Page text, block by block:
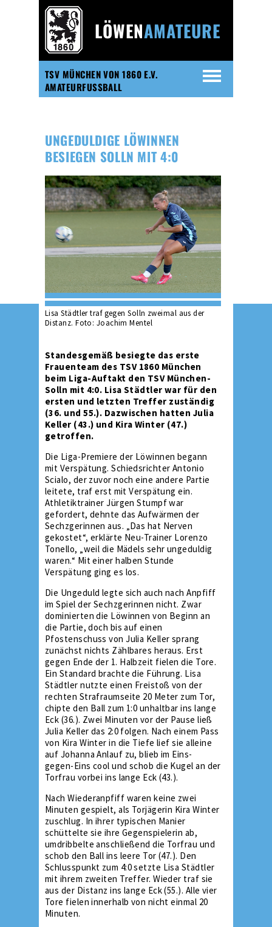
TSV MÜNCHEN VON 1860 E.V.
AMATEURFUSSBALL
LÖWENAMATEURE
UNGEDULDIGE LÖWINNEN
BESIEGEN SOLLN MIT 4:0
Lisa Städtler traf gegen Solln zweimal aus der
Distanz. Foto: Joachim Mentel
Standesgemäß besiegte das erste
Frauenteam des TSV 1860 München
beim Liga-Auftakt den TSV München-
Solln mit 4:0. Lisa Städtler war für den
ersten und letzten Treffer zuständig
(36. und 55.). Dazwischen hatten Julia
Keller (43.) und Kira Winter (47.)
getroffen.
Die Liga-Premiere der Löwinnen begann
mit Verspätung. Schiedsrichter Antonio
Scialo, der zuvor noch eine andere Partie
leitete, traf erst mit Verspätung ein.
Athletiktrainer Jürgen Stumpf war
gefordert, dehnte das Aufwärmen der
Sechzgerinnen aus. „Das hat Nerven
gekostet“, erklärte Neu-Trainer Lorenzo
Tonello, „weil die Mädels sehr ungeduldig
waren.“ Mit einer halben Stunde
Verspätung ging es los.
Die Ungeduld legte sich auch nach Anpfiff
im Spiel der Sechzgerinnen nicht. Zwar
dominierten die Löwinnen von Beginn an
die Partie, doch bis auf einen
Pfostenschuss von Julia Keller sprang
zunächst nichts Zählbares heraus. Erst
gegen Ende der 1. Halbzeit fielen die Tore.
Ein Standard brachte die Führung. Lisa
Städtler nutzte einen Freistoß von der
rechten Strafraumseite 20 Meter zum Tor,
chipte den Ball zum 1:0 unhaltbar ins lange
Eck (36.). Zwei Minuten vor der Pause ließ
Julia Keller das 2:0 folgen. Nach einem Pass
von Kira Winter in die Tiefe lief sie alleine
auf Johanna Anlauf zu, blieb im Eins-
gegen-Eins cool und schob die Kugel an der
Torfrau vorbei ins lange Eck (43.).
Nach Wiederanpfiff waren keine zwei
Minuten gespielt, als Torjägerin Kira Winter
zuschlug. In ihrer typischen Manier
schüttelte sie ihre Gegenspielerin ab,
umdribbelte anschließend die Torfrau und
schob den Ball ins leere Tor (47.). Den
Schlusspunkt zum 4:0 setzte Lisa Städtler
mit ihrem zweiten Treffer. Wieder traf sie
aus der Distanz ins lange Eck (55.). Alle vier
Tore fielen innerhalb von nicht einmal 20
Minuten.